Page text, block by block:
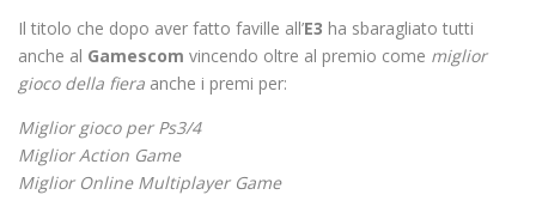
Il titolo che dopo aver fatto faville all’E3 ha sbaragliato tutti
anche al Gamescom vincendo oltre al premio come miglior
gioco della fiera anche i premi per:
Miglior gioco per Ps3/4
Miglior Action Game
Miglior Online Multiplayer Game